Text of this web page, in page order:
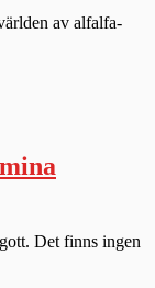
av alfalfa-
Det finns ingen